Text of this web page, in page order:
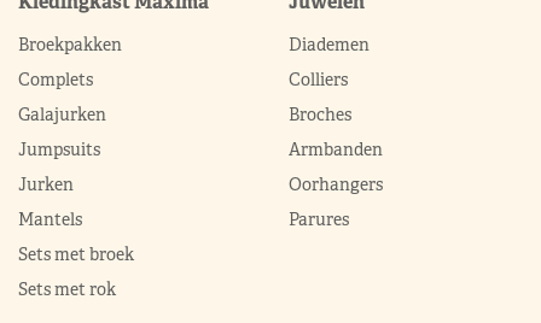
Broekpakken
Complets
Galajurken
Jumpsuits
Jurken
Mantels
Sets met broek
Sets met rok
Diademen
Colliers
Broches
Armbanden
Oorhangers
Parures